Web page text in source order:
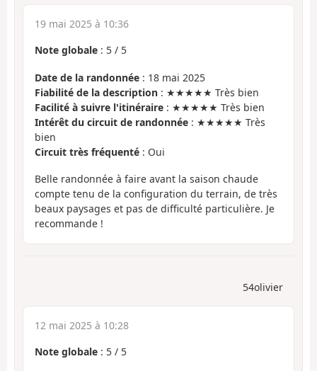
19 mai 2025 à 10:36
Note globale : 5 / 5
Date de la randonnée : 18 mai 2025
Fiabilité de la description : ★★★★★ Très bien
Facilité à suivre l'itinéraire : ★★★★★ Très bien
Intérêt du circuit de randonnée : ★★★★★ Très
bien
Circuit très fréquenté : Oui
Belle randonnée à faire avant la saison chaude
compte tenu de la configuration du terrain, de très
beaux paysages et pas de difficulté particulière. Je
recommande !
54olivier
12 mai 2025 à 10:28
Note globale : 5 / 5